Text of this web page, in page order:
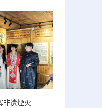
非遺煙火